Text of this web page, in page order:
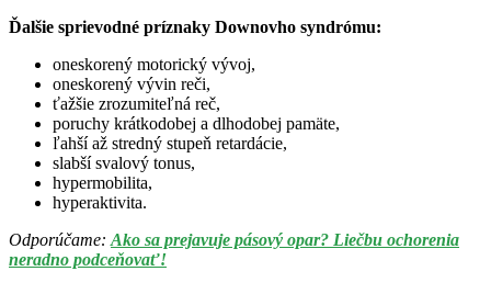
Ďalšie sprievodné príznaky Downovho syndrómu:
oneskorený motorický vývoj,
oneskorený vývin reči,
ťažšie zrozumiteľná reč,
poruchy krátkodobej a dlhodobej pamäte,
ľahší až stredný stupeň retardácie,
slabší svalový tonus,
hypermobilita,
hyperaktivita.
Odporúčame: Ako sa prejavuje pásový opar? Liečbu ochorenia
neradno podceňovať!